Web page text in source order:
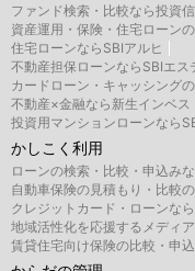
ファンド検索・比較なら投資
資産運用・保険・住宅ローン
住宅ローンならSBIアルヒ
不動産担保ローンならSBIエス
カードローン・キャッシング
不動産×金融なら新生インベス
投資用マンションローンなら
かしこく利用
ローンの検索・比較・申込み
自動車保険の見積もり・比較
クレジットカード・ローンな
地域活性化を応援するメディ
賃貸住宅向け保険の比較・申